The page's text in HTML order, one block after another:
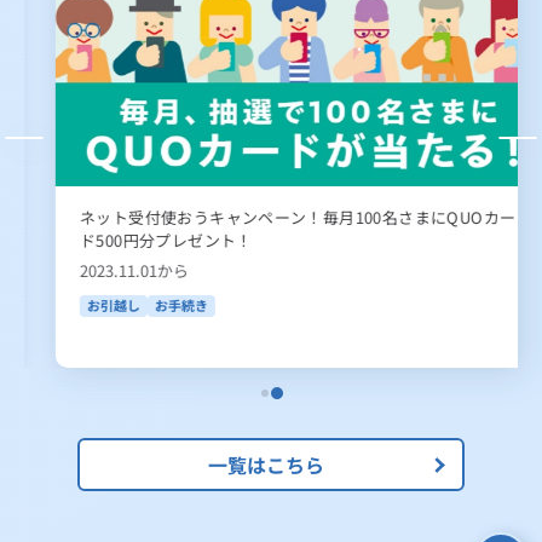
ネット受付使おうキャンペーン！毎月100名さまにQUOカー
ド500円分プレゼント！
2023.11.01から
お引越し お手続き
一覧はこちら